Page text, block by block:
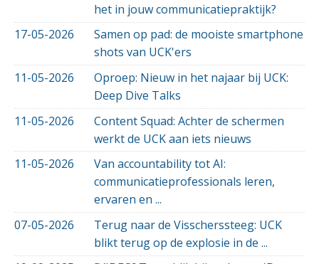
het in jouw communicatiepraktijk?
17-05-2026
Samen op pad: de mooiste smartphone
shots van UCK'ers
11-05-2026
Oproep: Nieuw in het najaar bij UCK:
Deep Dive Talks
11-05-2026
Content Squad: Achter de schermen
werkt de UCK aan iets nieuws
11-05-2026
Van accountability tot AI:
communicatieprofessionals leren,
ervaren en ...
07-05-2026
Terug naar de Visscherssteeg: UCK
blikt terug op de explosie in de ...